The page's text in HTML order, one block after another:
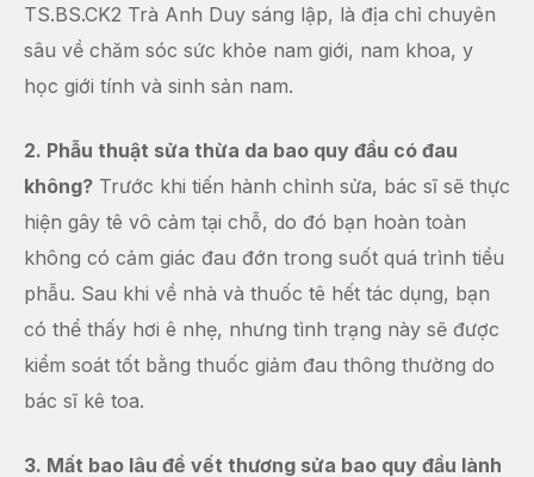
TS.BS.CK2 Trà Anh Duy sáng lập, là địa chỉ chuyên
sâu về chăm sóc sức khỏe nam giới, nam khoa, y
học giới tính và sinh sản nam.
2. Phẫu thuật sửa thừa da bao quy đầu có đau
không? Trước khi tiến hành chỉnh sửa, bác sĩ sẽ thực
hiện gây tê vô cảm tại chỗ, do đó bạn hoàn toàn
không có cảm giác đau đớn trong suốt quá trình tiểu
phẫu. Sau khi về nhà và thuốc tê hết tác dụng, bạn
có thể thấy hơi ê nhẹ, nhưng tình trạng này sẽ được
kiểm soát tốt bằng thuốc giảm đau thông thường do
bác sĩ kê toa.
3. Mất bao lâu để vết thương sửa bao quy đầu lành